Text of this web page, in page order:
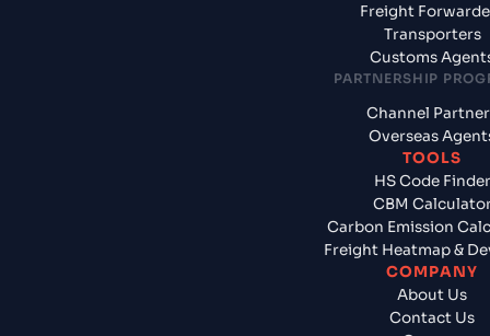
Freight
Transporters
Customs
PARTNERSHIP
Channel
Overseas
TOOLS
HS Code Finder
CBM
Carbon Emission
Freight Heatmap &
COMPANY
About Us
Contact Us